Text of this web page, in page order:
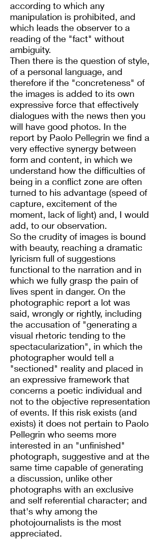
according to which any
manipulation is prohibited, and
which leads the observer to a
reading of the "fact" without
ambiguity.
Then there is the question of style,
of a personal language, and
therefore if the "concreteness" of
the images is added to its own
expressive force that effectively
dialogues with the news then you
will have good photos. In the
report by Paolo Pellegrin we find a
very effective synergy between
form and content, in which we
understand how the difficulties of
being in a conflict zone are often
turned to his advantage (speed of
capture, excitement of the
moment, lack of light) and, I would
add, to our observation.
So the crudity of images is bound
with beauty, reaching a dramatic
lyricism full of suggestions
functional to the narration and in
which we fully grasp the pain of
lives spent in danger. On the
photographic report a lot was
said, wrongly or rightly, including
the accusation of "generating a
visual rhetoric tending to the
spectacularization", in which the
photographer would tell a
"sectioned" reality and placed in
an expressive framework that
concerns a poetic individual and
not to the objective representation
of events. If this risk exists (and
exists) it does not pertain to Paolo
Pellegrin who seems more
interested in an "unfinished"
photograph, suggestive and at the
same time capable of generating
a discussion, unlike other
photographs with an exclusive
and self referential character; and
that's why among the
photojournalists is the most
appreciated.